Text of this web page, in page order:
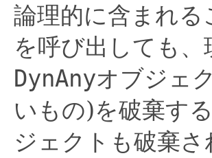
論理的に含まれ
を呼び出しても
DynAnyオブジェ
いもの)を破棄す
ジェクトも破棄さ